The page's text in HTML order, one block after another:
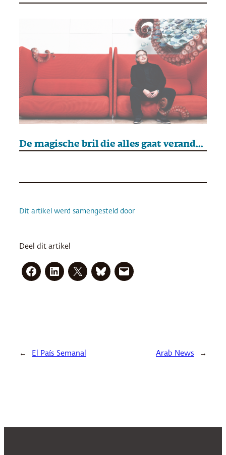
De magische bril die alles gaat veranderen
Dit artikel werd samengesteld door
Deel dit artikel
← El País Semanal Arab News →